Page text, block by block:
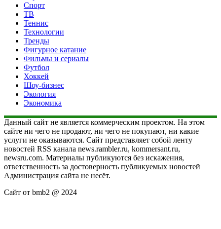
Спорт
ТВ
Теннис
Технологии
Тренды
Фигурное катание
Фильмы и сериалы
Футбол
Хоккей
Шоу-бизнес
Экология
Экономика
Данный сайт не является коммерческим проектом. На этом
сайте ни чего не продают, ни чего не покупают, ни какие
услуги не оказываются. Сайт представляет собой ленту
новостей RSS канала news.rambler.ru, kommersant.ru,
newsru.com. Материалы публикуются без искажения,
ответственность за достоверность публикуемых новостей
Администрация сайта не несёт.
Сайт от bmb2 @ 2024